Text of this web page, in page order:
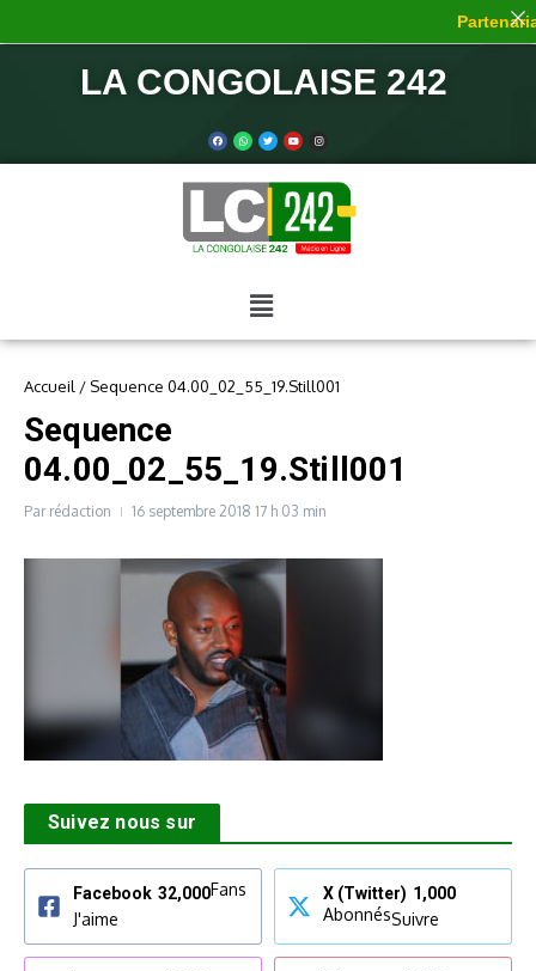
LA CONGOLAISE 242
Accueil / Sequence 04.00_02_55_19.Still001
Sequence
04.00_02_55_19.Still001
Par rédaction 16 septembre 2018 17 h 03 min
Suivez nous sur
Facebook 32,000Fans
J'aime
X (Twitter) 1,000
AbonnésSuivre